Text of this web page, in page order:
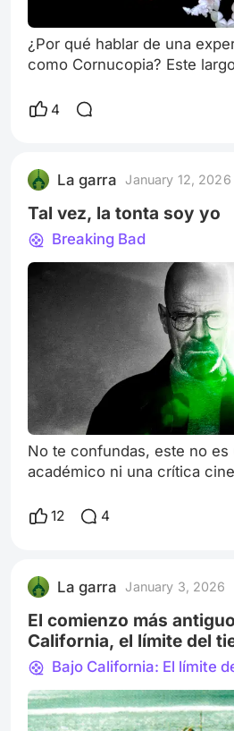
¿Por qué hablar de una
como Cornucopia? Este
titulado Cornucopia. Sin
el concierto es producto de
trabajo metódico de más de
sonido 360° y experiencias
4
La garra January 12, 2026
Tal vez, la tonta soy yo
Breaking Bad
No te confundas, este no es
académico ni una crítica
es lo que vivimos dentro de
corrientes de pensamiento
parecen conducir a un
hacer una pausa en el
andar fr
12 4
La garra January 3, 2026
El comienzo más
California, el límite del
Bajo California: El límite